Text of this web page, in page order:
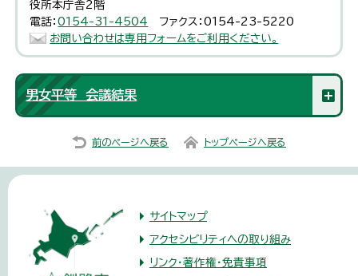
役所本庁舎2階
電話：0154-31-4504
ファクス：0154-23-5220
お問い合わせは専用フォームをご利用ください。
男女平等 会議結果
前のページへ戻る トップページへ戻る
サイトマップ
アクセシビリティへの取り組み
リンク・著作権・免責事項